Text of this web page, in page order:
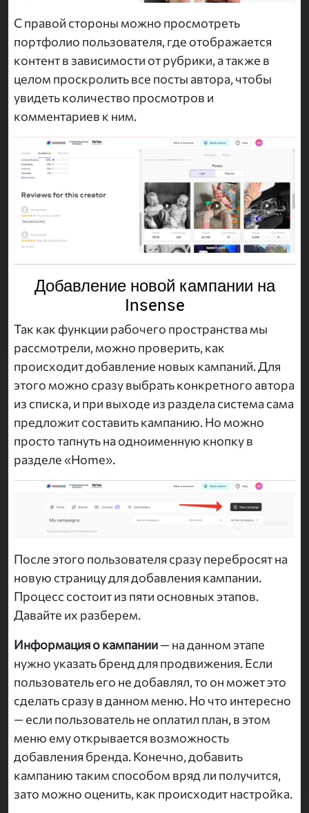
С правой стороны можно просмотреть
портфолио пользователя, где отображается
контент в зависимости от рубрики, а также в
целом проскролить все посты автора, чтобы
увидеть количество просмотров и
комментариев к ним.
Добавление новой кампании на
Insense
Так как функции рабочего пространства мы
рассмотрели, можно проверить, как
происходит добавление новых кампаний. Для
этого можно сразу выбрать конкретного автора
из списка, и при выходе из раздела система сама
предложит составить кампанию. Но можно
просто тапнуть на одноименную кнопку в
разделе «Home».
После этого пользователя сразу перебросят на
новую страницу для добавления кампании.
Процесс состоит из пяти основных этапов.
Давайте их разберем.
Информация о кампании— на данном этапе
нужно указать бренд для продвижения. Если
пользователь его не добавлял, то он может это
сделать сразу в данном меню. Но что интересно
— если пользователь не оплатил план, в этом
меню ему открывается возможность
добавления бренда. Конечно, добавить
кампанию таким способом вряд ли получится,
зато можно оценить, как происходит настройка.